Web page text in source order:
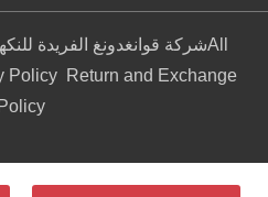
شركة قوانغدونغ الفريدةAll
Policy
Return and Exchange
Policy